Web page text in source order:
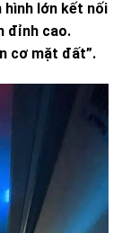
hình lớn kết nối
đỉnh cao.
cơ mặt đất”.